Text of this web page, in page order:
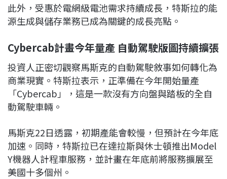
此外，受惠於電網級電池需求持續成長，特斯拉的能
源生成與儲存業務已成為關鍵的成長亮點。
Cybercab計畫今年量產 自動駕駛版圖持續擴張
投資人正密切觀察馬斯克的自動駕駛敘事如何轉化為
商業現實。特斯拉表示，正準備在今年開始量產
「Cybercab」，這是一款沒有方向盤與踏板的全自
動駕駛車輛。
馬斯克22日透露，初期產能會較慢，但預計在今年底
加速。同時，特斯拉已在達拉斯與休士頓推出Model
Y機器人計程車服務，並計畫在年底前將服務擴展至
美國十多個州。